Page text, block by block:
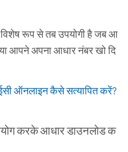
विशेषरूपसेतबउपयोगीहैजबआ
आपनेअपनाआधारनंबरखोदि
ऑनलाइनकैसेसत्यापितकरें?
करकेआधारडाउनलोडक